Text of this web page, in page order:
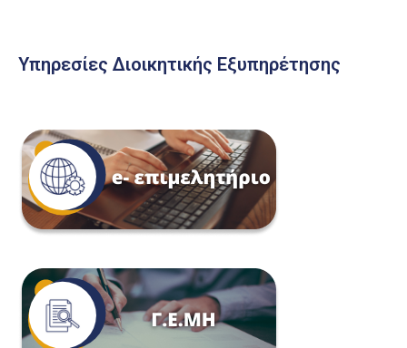
Υπηρεσίες Διοικητικής Εξυπηρέτησης